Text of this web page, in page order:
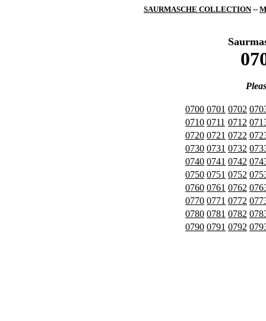
SAURMASCHE COLLECTION--
0700 0701 0702
0710 0711 0712
0720 0721 0722
0730 0731 0732
0740 0741 0742
0750 0751 0752
0760 0761 0762
0770 0771 0772
0780 0781 0782
0790 0791 0792